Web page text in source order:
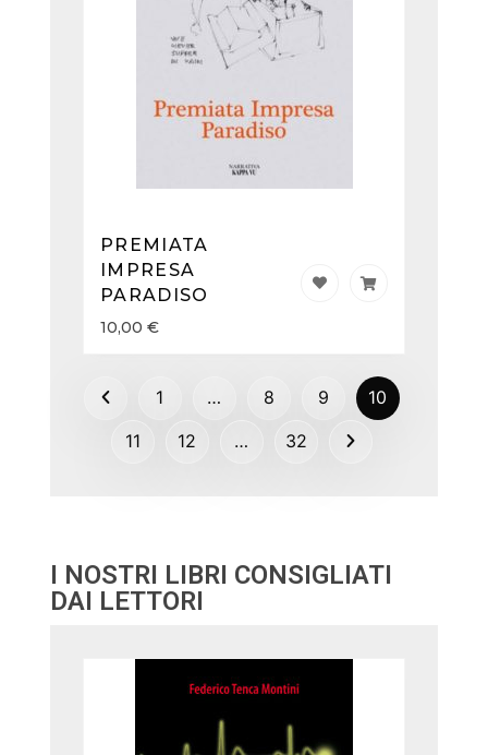
PREMIATA
IMPRESA
PARADISO
10,00 €
1 … 8 9
10
11
12 … 32
I NOSTRI LIBRI CONSIGLIATI
DAI LETTORI